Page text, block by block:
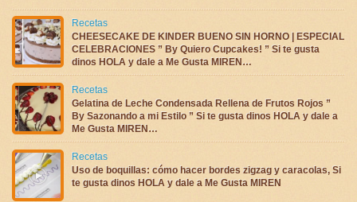
Recetas
CHEESECAKE DE KINDER BUENO SIN HORNO | ESPECIAL
CELEBRACIONES ” By Quiero Cupcakes! ” Si te gusta
dinos HOLA y dale a Me Gusta MIREN…
Recetas
Gelatina de Leche Condensada Rellena de Frutos Rojos ”
By Sazonando a mi Estilo ” Si te gusta dinos HOLA y dale a
Me Gusta MIREN…
Recetas
Uso de boquillas: cómo hacer bordes zigzag y caracolas, Si
te gusta dinos HOLA y dale a Me Gusta MIREN